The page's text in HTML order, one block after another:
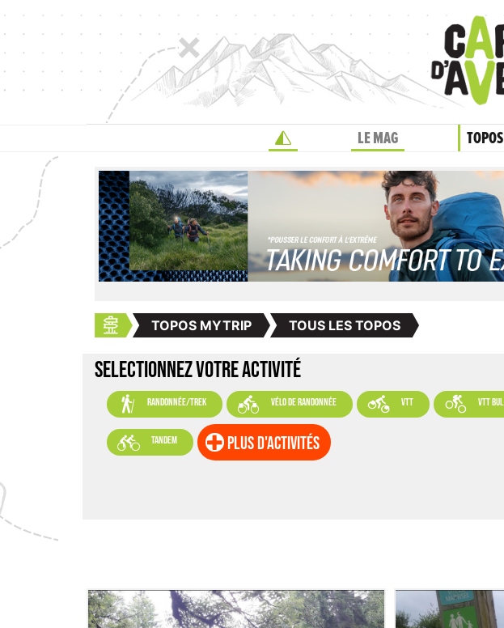
LE MAG TOPOS
TOPOS MYTRIP TOUS LES TOPOS
SELECTIONNEZ VOTRE ACTIVITÉ
 randonnée/trek  vélo de randonnée  VTT  VTT BUL
 tandem plus d'activités